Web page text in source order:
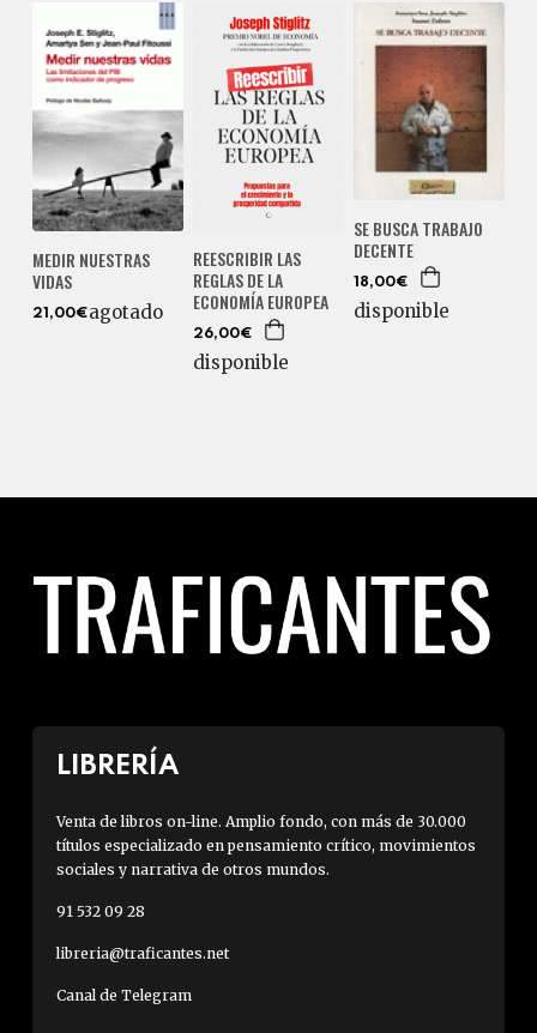
MEDIR NUESTRAS
VIDAS
21,00€agotado
REESCRIBIR LAS
REGLAS DE LA
ECONOMÍA EUROPEA
26,00€
disponible
SE BUSCA TRABAJO
DECENTE
18,00€
disponible
LIBRERÍA
Venta de libros on-line. Amplio fondo, con más de 30.000
títulos especializado en pensamiento crítico, movimientos
sociales y narrativa de otros mundos.
91 532 09 28
libreria@traficantes.net
Canal de Telegram